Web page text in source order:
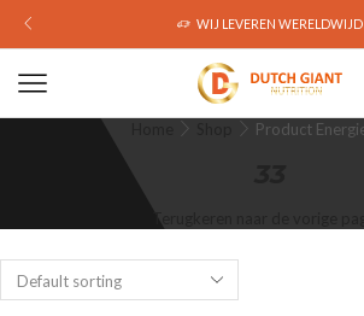
WIJ LEVEREN WERELDWIJD
Product
Terugkeren naar de vorige